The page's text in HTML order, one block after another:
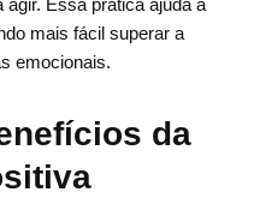
Essa prática ajuda a
mais fácil superar a
emocionais.
da